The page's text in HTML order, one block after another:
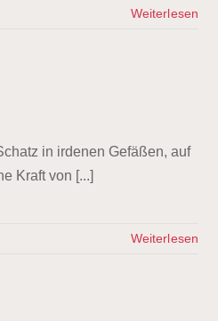
Weiterlesen
in irdenen Gefäßen, auf
Kraft von [...]
Weiterlesen